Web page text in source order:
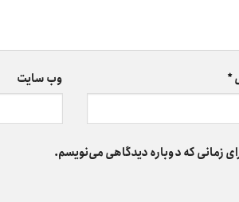
* وب‌ سایت
زمانی که دوباره دیدگاهی می‌نویسم.